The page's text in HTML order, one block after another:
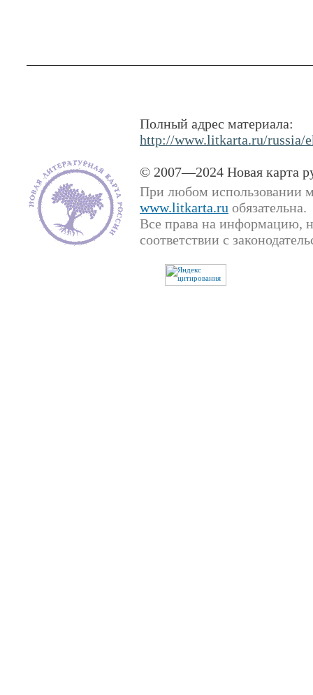
Полный адрес материала:
http://www.litkarta.ru/russia/
© 2007—2024 Новая карта
При любом использовании
www.litkarta.ru обязательна.
Все права на информацию,
соответствии с